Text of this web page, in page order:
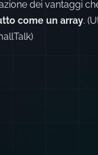
dei vantaggi